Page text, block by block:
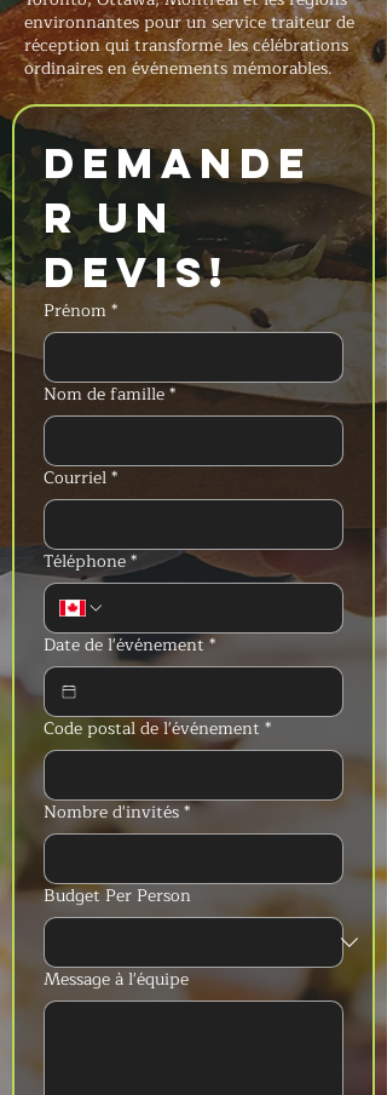
environnantes pour un service traiteur de
réception qui transforme les célébrations
ordinaires en événements mémorables.
Demande
r un
devis!
Prénom*
Nom de famille*
Courriel*
Téléphone*
Date de l'événement*
Code postal de l'événement *
Nombre d'invités*
Budget Per Person
Message à l'équipe